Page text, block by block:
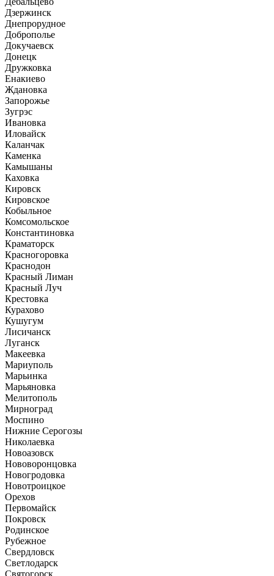
Дзержинск
Днепрорудное
Доброполье
Докучаевск
Донецк
Дружковка
Енакиево
Ждановка
Запорожье
Зугрэс
Ивановка
Иловайск
Каланчак
Каменка
Камышаны
Каховка
Кировск
Кировское
Кобыльное
Комсомольское
Константиновка
Краматорск
Красногоровка
Краснодон
Красный Лиман
Красный Луч
Крестовка
Курахово
Кушугум
Лисичанск
Луганск
Макеевка
Мариуполь
Марьинка
Марьяновка
Мелитополь
Мирноград
Моспино
Нижние Серогозы
Николаевка
Новоазовск
Нововоронцовка
Новогродовка
Новотроицкое
Орехов
Первомайск
Покровск
Родинское
Рубежное
Свердловск
Светлодарск
Святогорск